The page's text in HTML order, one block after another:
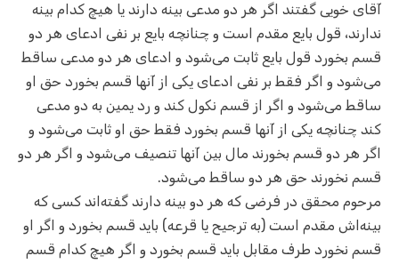
آقای خویی گفتند اگر هر دو مدعی بینه دارند یا هیچ کدام بینه
ندارند، قول بایع مقدم است و چنانچه بایع بر نفی ادعای هر دو
قسم بخورد قول بایع ثابت می‌شود و ادعای هر دو مدعی ساقط
می‌شود و اگر فقط بر نفی ادعای یکی از آنها قسم بخورد حق او
ساقط می‌شود و اگر از قسم نکول کند و رد یمین به دو مدعی
کند چنانچه یکی از آنها قسم بخورد فقط حق او ثابت می‌شود و
اگر هر دو قسم بخورند مال بین آنها تنصیف می‌شود و اگر هر دو
قسم نخورند حق هر دو ساقط می‌شود.
مرحوم محقق در فرضی که هر دو بینه دارند گفته‌اند کسی که
بینه‌اش مقدم است (به ترجیح یا قرعه) باید قسم بخورد و اگر او
قسم نخورد طرف مقابل باید قسم بخورد و اگر هیچ کدام قسم